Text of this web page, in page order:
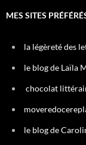
MES SITES
la légèreté des
le blog de Laïla
chocolat
le blog de